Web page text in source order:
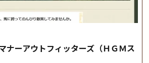
ナーアウトフィッターズ（ＨＧＭス